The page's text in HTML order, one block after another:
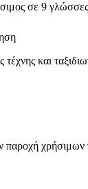
σε 9
και
παροχή